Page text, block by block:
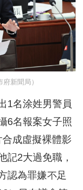
新聞局）
1名涂姓男警員
6名報案女子照
成虛擬裸體影
記2大過免職，
認為罪嫌不足